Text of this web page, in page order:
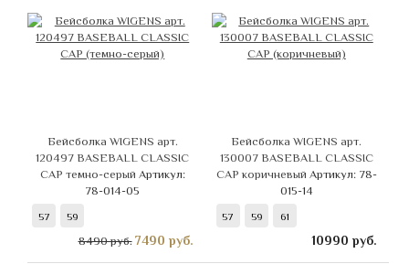
Бейсболка WIGENS арт.
120497 BASEBALL CLASSIC
CAP темно-серый Артикул:
78-014-05
57 59
8490 руб. 7490 руб.
Бейсболка WIGENS арт.
130007 BASEBALL CLASSIC
CAP коричневый Артикул: 78-
015-14
57 59 61
10990 руб.